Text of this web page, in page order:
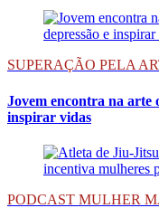
SUPERAÇÃO PELA
Jovem encontra na arte
inspirar vidas
PODCAST MULHER